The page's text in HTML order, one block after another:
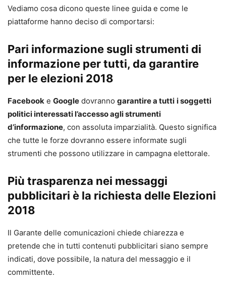
Vediamo cosa dicono queste linee guida e come le
piattaforme hanno deciso di comportarsi:
Pari informazione sugli strumenti di
informazione per tutti, da garantire
per le elezioni 2018
Facebook e Google dovranno garantire a tutti i soggetti
politici interessati l’accesso agli strumenti
d’informazione, con assoluta imparzialità. Questo significa
che tutte le forze dovranno essere informate sugli
strumenti che possono utilizzare in campagna elettorale.
Più trasparenza nei messaggi
pubblicitari è la richiesta delle Elezioni
2018
Il Garante delle comunicazioni chiede chiarezza e
pretende che in tutti contenuti pubblicitari siano sempre
indicati, dove possibile, la natura del messaggio e il
committente.